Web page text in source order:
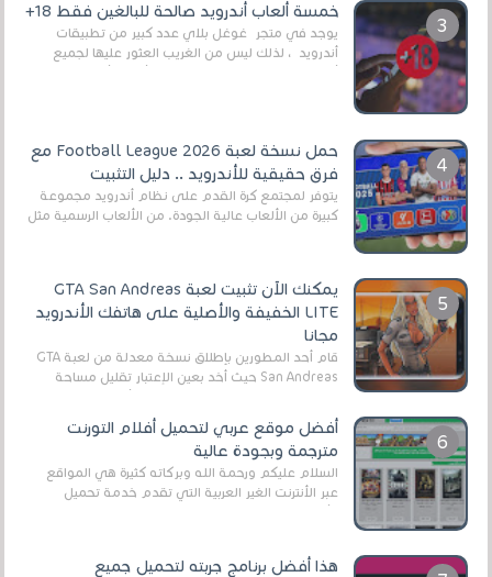
خمسة ألعاب أندرويد صالحة للبالغين فقط 18+
يوجد في متجر غوغل بلاي عدد كبير من تطبيقات
أندرويد ، لذلك ليس من الغريب العثور عليها لجميع
حمل نسخة لعبة Football League 2026 مع
فرق حقيقية للأندرويد .. دليل التثبيت
يتوفر لمجتمع كرة القدم على نظام أندرويد مجموعة
كبيرة من الألعاب عالية الجودة. من الألعاب الرسمية مثل
يمكنك الآن تثبيت لعبة GTA San Andreas
LITE الخفيفة والأصلية على هاتفك الأندرويد
مجانا
قام أحد المطورين بإطلاق نسخة معدلة من لعبة GTA
San Andreas حيث أخد بعين الإعتبار تقليل مساحة
أفضل موقع عربي لتحميل أفلام التورنت
مترجمة وبجودة عالية
السلام عليكم ورحمة الله وبركاته كثيرة هي المواقع
عبر الأنترنت الغير العربية التي تقدم خدمة تحميل
الأفلام على التورنت ، ومعظم هذه المواقع ل...
هذا أفضل برنامج جربته لتحميل جميع